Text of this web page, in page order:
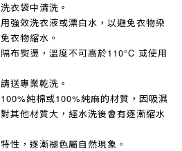
衣袋中清洗。
強效洗衣液或漂白水，以避免衣物染
衣物縮水。
布熨燙，溫度不可高於110°C 或使用
送專業乾洗。
100%純棉或100%純麻的材質，因吸濕
其他材質大，經水洗後會有逐漸縮水
性，逐漸褪色屬自然現象。